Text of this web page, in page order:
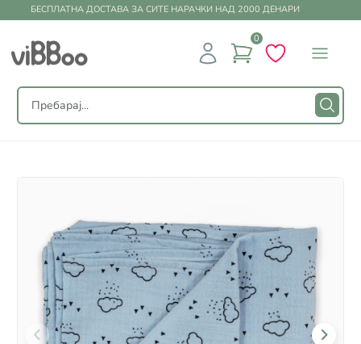
БЕСПЛАТНА ДОСТАВА ЗА СИТЕ НАРАЧКИ НАД 2000 ДЕНАРИ
0